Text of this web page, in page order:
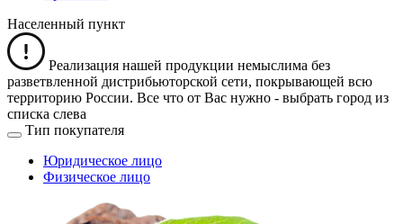
Населенный пункт
Реализация нашей продукции немыслима без
разветвленной дистрибьюторской сети, покрывающей всю
территорию России. Все что от Вас нужно - выбрать город из
списка слева
Тип покупателя
Юридическое лицо
Физическое лицо